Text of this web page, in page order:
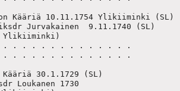
Kääriä 10.11.1754 Ylikiiminki (SL)
Jurvakainen  9.11.1740 (SL)
Ylikiiminki)
. . . . . . . . . . . . . .
. . . . . . . . . . . . . .
Kääriä 30.1.1729 (SL)
Loukanen 1730